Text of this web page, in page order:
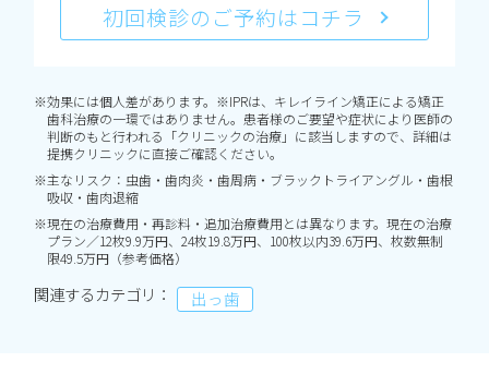
初回検診のご予約はコチラ
※効果には個人差があります。※IPRは、キレイライン矯正による矯正
歯科治療の一環ではありません。患者様のご要望や症状により医師の
判断のもと行われる「クリニックの治療」に該当しますので、詳細は
提携クリニックに直接ご確認ください。
※主なリスク：虫歯・歯肉炎・歯周病・ブラックトライアングル・歯根
吸収・歯肉退縮
※現在の治療費用・再診料・追加治療費用とは異なります。現在の治療
プラン／12枚9.9万円、24枚19.8万円、100枚以内39.6万円、枚数無制
限49.5万円（参考価格）
関連するカテゴリ： 出っ歯